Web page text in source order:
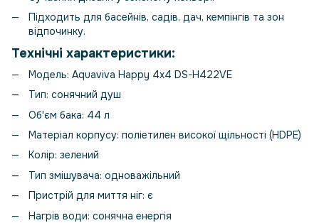
Підходить для басейнів, садів, дач, кемпінгів та зон
відпочинку.
Технічні характеристики:
Модель: Aquaviva Happy 4x4 DS-H422VE
Тип: сонячний душ
Об'єм бака: 44 л
Матеріал корпусу: поліетилен високої щільності (HDPE)
Колір: зелений
Тип змішувача: одноважільний
Пристрій для миття ніг: є
Нагрів води: сонячна енергія